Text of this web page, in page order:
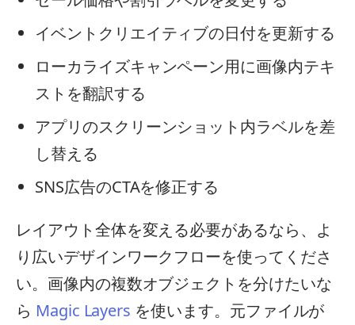
イベントクリエイティブの日付を更新する
ローカライズキャンペーン用に画像内テキ
ストを翻訳する
アプリのスクリーンショット内ラベルを差
し替える
SNS広告のCTAを修正する
レイアウト全体を変える必要があるなら、よ
り広いデザインワークフローを使ってくださ
い。画像内の複数オブジェクトを分けたいな
ら Magic Layers を使います。元ファイルが